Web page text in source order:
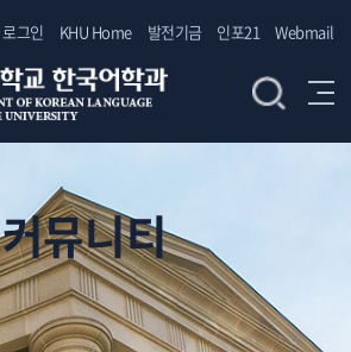
로그인 KHU Home 발전기금 인포21 Webmail
커뮤니티